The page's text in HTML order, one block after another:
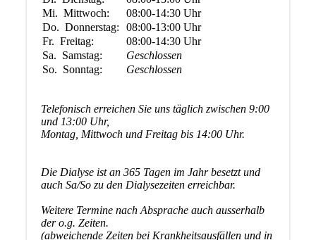
Mi. Mittwoch: 08:00-14:30Uhr
Do. Donnerstag: 08:00-13:00Uhr
Fr. Freitag: 08:00-14:30Uhr
Sa. Samstag:
Geschlossen
So. Sonntag: Geschlossen
Telefonisch erreichen Sie uns täglich zwischen 9:00
und 13:00 Uhr,
Montag, Mittwoch und Freitag bis 14:00 Uhr.
Die Dialyse ist an 365 Tagen im Jahr besetzt und
auch Sa/So zu den Dialysezeiten erreichbar.
Weitere Termine nach Absprache auch ausserhalb
der o.g. Zeiten.
(abweichende Zeiten bei Krankheitsausfällen und in